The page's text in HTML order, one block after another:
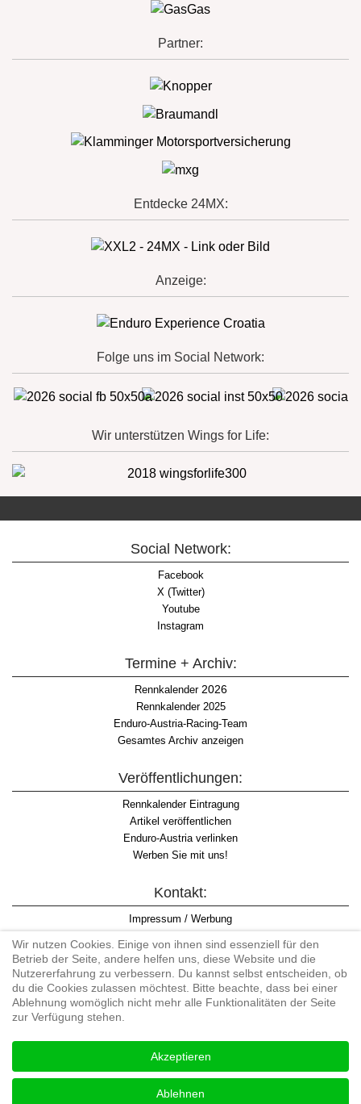
Partner:
Entdecke 24MX:
Anzeige:
Folge uns im Social Network:
Wir unterstützen Wings for Life:
Social Network:
Facebook
X (Twitter)
Youtube
Instagram
Termine + Archiv:
Rennkalender2026
Rennkalender 2025
Enduro-Austria-Racing-Team
Gesamtes Archiv anzeigen
Veröffentlichungen:
Rennkalender Eintragung
Artikel veröffentlichen
Enduro-Austria verlinken
Werben Sie mit uns!
Kontakt:
Impressum / Werbung
Informationspflicht WKO
AGB
#enduroaustria, #wirlebenenduro #enduroaustriaracingteam
Enduro-Austria, Enduro, Endurosport, Endurocross, Endurotraining,
Endurotouren, Endurorennen, Hardenduro, Extreme Enduro
Wir nutzen Cookies. Einige von ihnen sind essenziell für den
Betrieb der Seite, andere helfen uns, diese Website und die
Nutzererfahrung zu verbessern. Du kannst selbst entscheiden, ob
du die Cookies zulassen möchtest. Bitte beachte, dass bei einer
Ablehnung womöglich nicht mehr alle Funktionalitäten der Seite
zur Verfügung stehen.
Akzeptieren
Ablehnen